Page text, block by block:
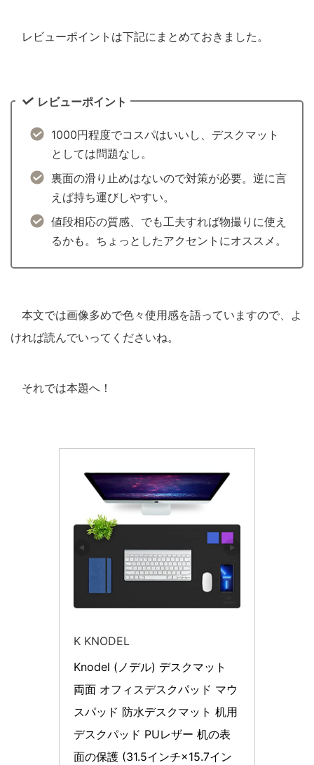
レビューポイントは下記にまとめておきました。
レビューポイント
1000円程度でコスパはいいし、デスクマット
としては問題なし。
裏面の滑り止めはないので対策が必要。逆に言
えば持ち運びしやすい。
値段相応の質感、でも工夫すれば物撮りに使え
るかも。ちょっとしたアクセントにオススメ。
本文では画像多めで色々使用感を語っていますので、よ
ければ読んでいってくださいね。
それでは本題へ！
K KNODEL
Knodel (ノデル) デスクマット
両面 オフィスデスクパッド マウ
スパッド 防水デスクマット 机用
デスクパッド PUレザー 机の表
面の保護 (31.5インチ×15.7イン